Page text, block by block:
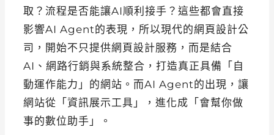
取？流程是否能讓AI順利接手？這些都會直接
影響AI Agent的表現，所以現代的網頁設計公
司，開始不只提供網頁設計服務，而是結合
AI、網路行銷與系統整合，打造真正具備「自
動運作能力」的網站。而AI Agent的出現，讓
網站從「資訊展示工具」，進化成「會幫你做
事的數位助手」。